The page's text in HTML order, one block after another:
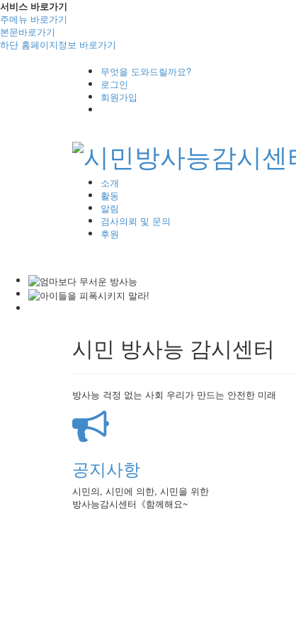
서비스 바로가기
주메뉴 바로가기
본문바로가기
하단 홈페이지정보 바로가기
무엇을 도와드릴까요?
로그인
회원가입
소개
활동
알림
검사의뢰 및 문의
후원
시민 방사능 감시센터
방사능 걱정 없는 사회 우리가 만드는 안전한 미래
공지사항
시민의, 시민에 의한, 시민을 위한
방사능감시센터《함께해요~